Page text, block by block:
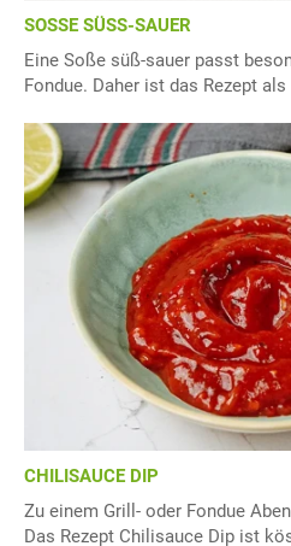
SOSSE SÜSS-SAUER
Eine Soße süß-sauer passt
Fondue. Daher ist das Rezept
CHILISAUCE DIP
Zu einem Grill- oder Fondue
Das Rezept Chilisauce Dip ist